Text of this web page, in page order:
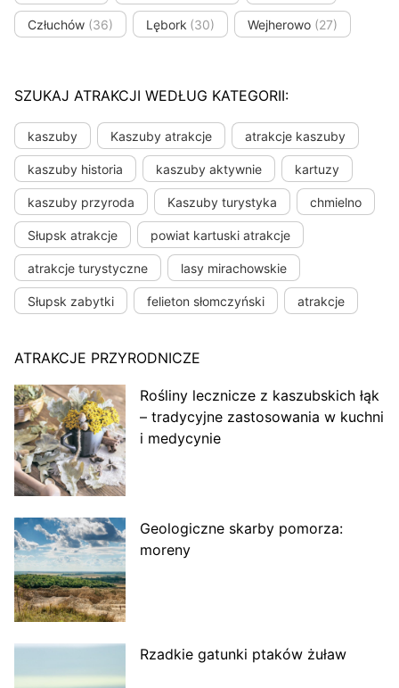
Człuchów (36) Lębork (30) Wejherowo (27)
SZUKAJ ATRAKCJI WEDŁUG KATEGORII:
kaszuby Kaszuby atrakcje atrakcje kaszuby
kaszuby historia kaszuby aktywnie kartuzy
kaszuby przyroda Kaszuby turystyka chmielno
Słupsk atrakcje powiat kartuski atrakcje
atrakcje turystyczne lasy mirachowskie
Słupsk zabytki felieton słomczyński atrakcje
ATRAKCJE PRZYRODNICZE
Rośliny lecznicze z kaszubskich łąk
– tradycyjne zastosowania w kuchni
i medycynie
Geologiczne skarby pomorza:
moreny
Rzadkie gatunki ptaków żuław